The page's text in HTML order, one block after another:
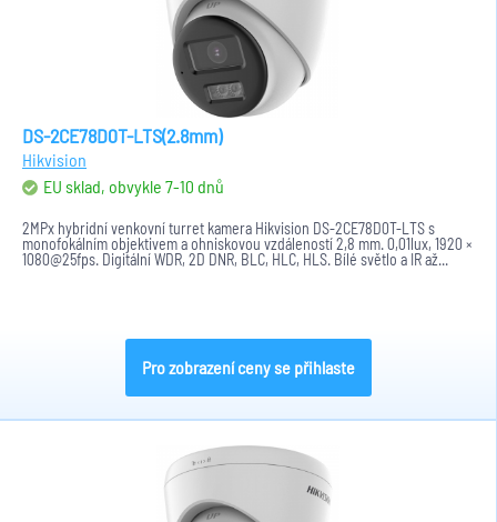
DS-2CE78D0T-LTS(2.8mm)
Hikvision
EU sklad, obvykle 7-10 dnů
2MPx hybridní venkovní turret kamera Hikvision DS-2CE78D0T-LTS s
monofokálním objektivem a ohniskovou vzdáleností 2,8 mm. 0,01lux, 1920 ×
1080@25fps. Digitální WDR, 2D DNR, BLC, HLC, HLS. Bílé světlo a IR až...
Pro zobrazení ceny se přihlaste